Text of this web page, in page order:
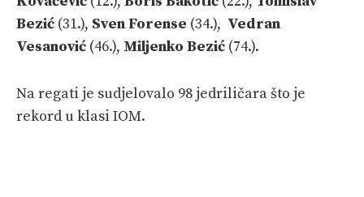
Bezić (31.), Sven Forense (34.), Vedran
Vesanović (46.), Miljenko Bezić (74.).
Na regati je sudjelovalo 98 jedriličara što je
rekord u klasi IOM.